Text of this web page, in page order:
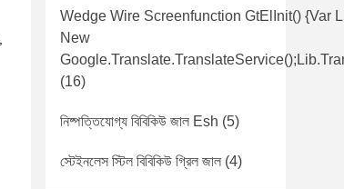
Wedge Wire Screenfunction GtElInit() {var
New
(16)
নিষ্পত্তিযোগ্য বিবিকিউ জাল Esh (5)
স্টেইনলেস স্টিল বিবিকিউ গ্রিল জাল (4)